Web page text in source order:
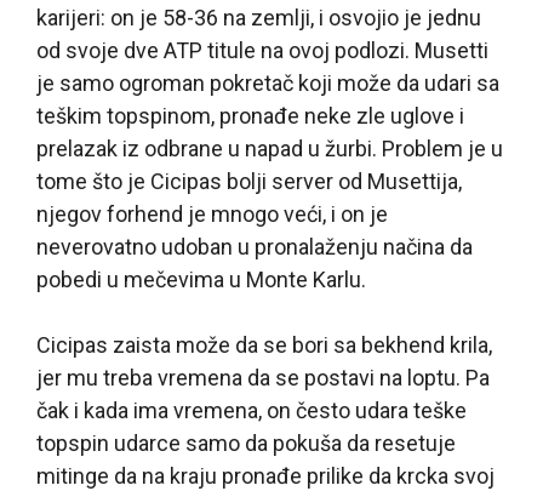
karijeri: on je 58-36 na zemlji, i osvojio je jednu
od svoje dve ATP titule na ovoj podlozi. Musetti
je samo ogroman pokretač koji može da udari sa
teškim topspinom, pronađe neke zle uglove i
prelazak iz odbrane u napad u žurbi. Problem je u
tome što je Cicipas bolji server od Musettija,
njegov forhend je mnogo veći, i on je
neverovatno udoban u pronalaženju načina da
pobedi u mečevima u Monte Karlu.
Cicipas zaista može da se bori sa bekhend krila,
jer mu treba vremena da se postavi na loptu. Pa
čak i kada ima vremena, on često udara teške
topspin udarce samo da pokuša da resetuje
mitinge da na kraju pronađe prilike da krcka svoj